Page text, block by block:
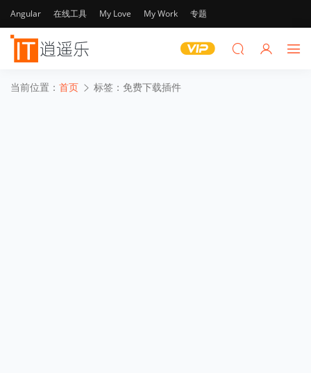
Angular 在线工具 My Love My Work 专题
当前位置： 首页 标签：免费下载插件